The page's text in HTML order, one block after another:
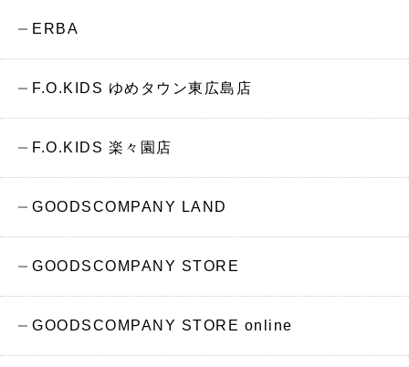
ERBA
F.O.KIDS ゆめタウン東広島店
F.O.KIDS 楽々園店
GOODSCOMPANY LAND
GOODSCOMPANY STORE
GOODSCOMPANY STORE online